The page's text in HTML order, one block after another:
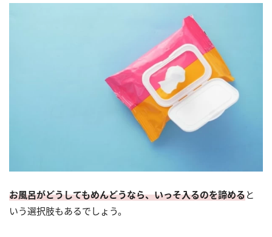
お風呂がどうしてもめんどうなら、いっそ入るのを諦めると
いう選択肢もあるでしょう。